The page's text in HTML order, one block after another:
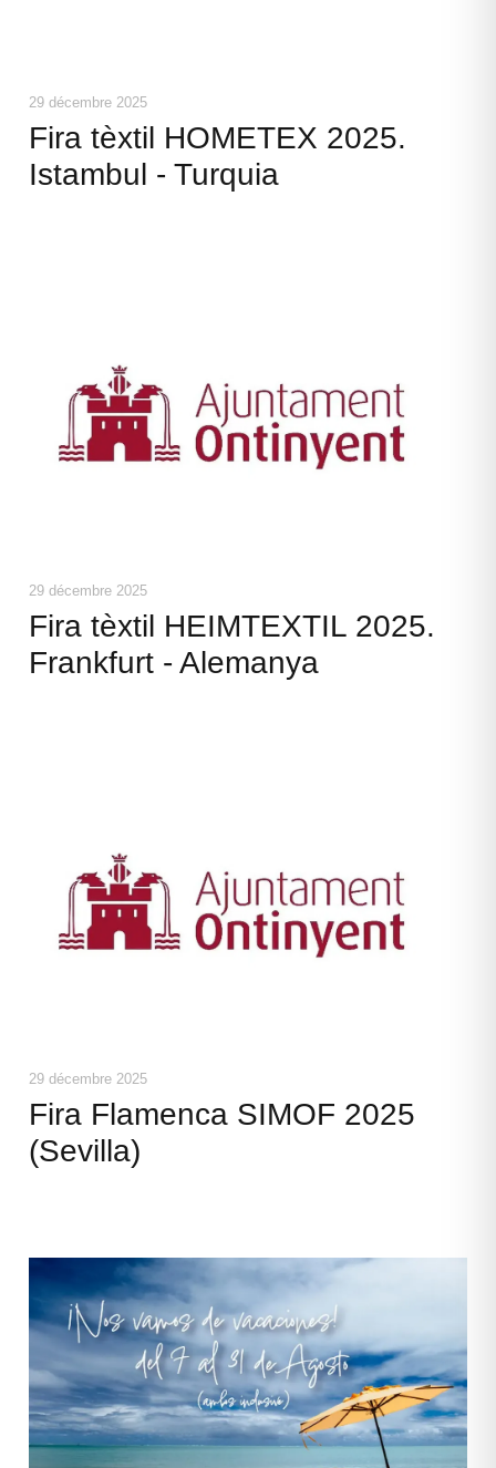
29 décembre 2025
Fira tèxtil HOMETEX 2025.
Istambul - Turquia
29 décembre 2025
Fira tèxtil HEIMTEXTIL 2025.
Frankfurt - Alemanya
29 décembre 2025
Fira Flamenca SIMOF 2025
(Sevilla)